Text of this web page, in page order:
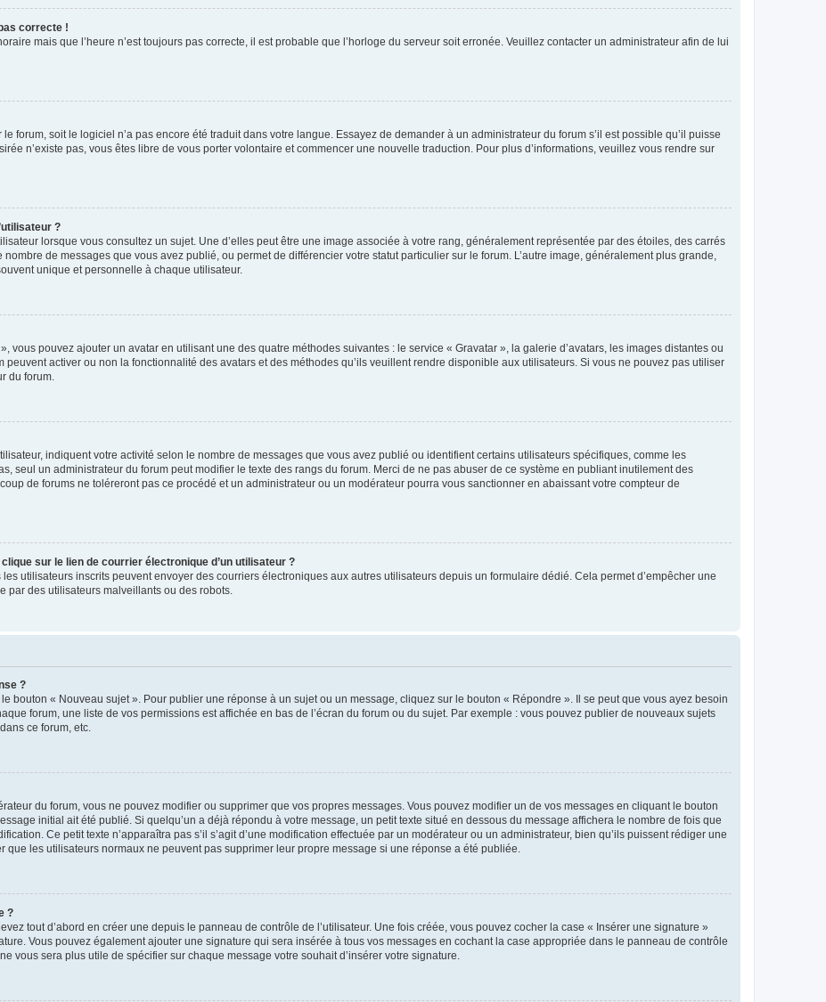
correcte !
mais que l’heure n’est toujours pas correcte, il est probable que l’horloge du serveur soit erronée. Veuillez contacter un administrateur afin de lui
forum, soit le logiciel n’a pas encore été traduit dans votre langue. Essayez de demander à un administrateur du forum s’il est possible qu’il puisse
n’existe pas, vous êtes libre de vous porter volontaire et commencer une nouvelle traduction. Pour plus d’informations, veuillez vous rendre sur
?
lorsque vous consultez un sujet. Une d’elles peut être une image associée à votre rang, généralement représentée par des étoiles, des carrés
de messages que vous avez publié, ou permet de différencier votre statut particulier sur le forum. L’autre image, généralement plus grande,
unique et personnelle à chaque utilisateur.
vous pouvez ajouter un avatar en utilisant une des quatre méthodes suivantes : le service « Gravatar », la galerie d’avatars, les images distantes ou
peuvent activer ou non la fonctionnalité des avatars et des méthodes qu’ils veuillent rendre disponible aux utilisateurs. Si vous ne pouvez pas utiliser
du forum.
indiquent votre activité selon le nombre de messages que vous avez publié ou identifient certains utilisateurs spécifiques, comme les
seul un administrateur du forum peut modifier le texte des rangs du forum. Merci de ne pas abuser de ce système en publiant inutilement des
de forums ne toléreront pas ce procédé et un administrateur ou un modérateur pourra vous sanctionner en abaissant votre compteur de
sur le lien de courrier électronique d’un utilisateur ?
utilisateurs inscrits peuvent envoyer des courriers électroniques aux autres utilisateurs depuis un formulaire dédié. Cela permet d’empêcher une
des utilisateurs malveillants ou des robots.
?
bouton « Nouveau sujet ». Pour publier une réponse à un sujet ou un message, cliquez sur le bouton « Répondre ». Il se peut que vous ayez besoin
forum, une liste de vos permissions est affichée en bas de l’écran du forum ou du sujet. Par exemple : vous pouvez publier de nouveaux sujets
ce forum, etc.
du forum, vous ne pouvez modifier ou supprimer que vos propres messages. Vous pouvez modifier un de vos messages en cliquant le bouton
initial ait été publié. Si quelqu’un a déjà répondu à votre message, un petit texte situé en dessous du message affichera le nombre de fois que
Ce petit texte n’apparaîtra pas s’il s’agit d’une modification effectuée par un modérateur ou un administrateur, bien qu’ils puissent rédiger une
les utilisateurs normaux ne peuvent pas supprimer leur propre message si une réponse a été publiée.
?
tout d’abord en créer une depuis le panneau de contrôle de l’utilisateur. Une fois créée, vous pouvez cocher la case « Insérer une signature »
Vous pouvez également ajouter une signature qui sera insérée à tous vos messages en cochant la case appropriée dans le panneau de contrôle
vous sera plus utile de spécifier sur chaque message votre souhait d’insérer votre signature.